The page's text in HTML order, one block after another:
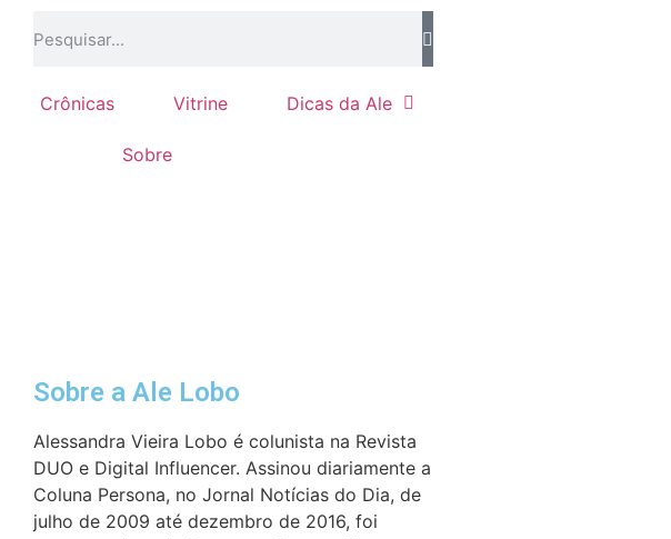
Crônicas Vitrine Dicas da Ale
Sobre
Sobre a Ale Lobo
Alessandra Vieira Lobo é colunista na Revista
DUO e Digital Influencer. Assinou diariamente a
Coluna Persona, no Jornal Notícias do Dia, de
julho de 2009 até dezembro de 2016, foi